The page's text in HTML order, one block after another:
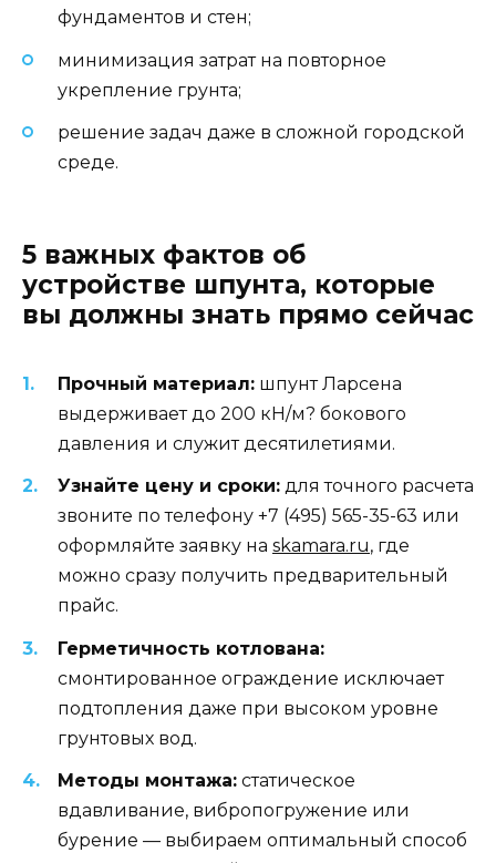
фундаментов и стен;
минимизация затрат на повторное
укрепление грунта;
решение задач даже в сложной городской
среде.
5 важных фактов об
устройстве шпунта, которые
вы должны знать прямо сейчас
Прочный материал: шпунт Ларсена
выдерживает до 200 кН/м? бокового
давления и служит десятилетиями.
Узнайте цену и сроки: для точного расчета
звоните по телефону +7 (495) 565-35-63 или
оформляйте заявку на skamara.ru, где
можно сразу получить предварительный
прайс.
Герметичность котлована:
смонтированное ограждение исключает
подтопления даже при высоком уровне
грунтовых вод.
Методы монтажа: статическое
вдавливание, вибропогружение или
бурение — выбираем оптимальный способ